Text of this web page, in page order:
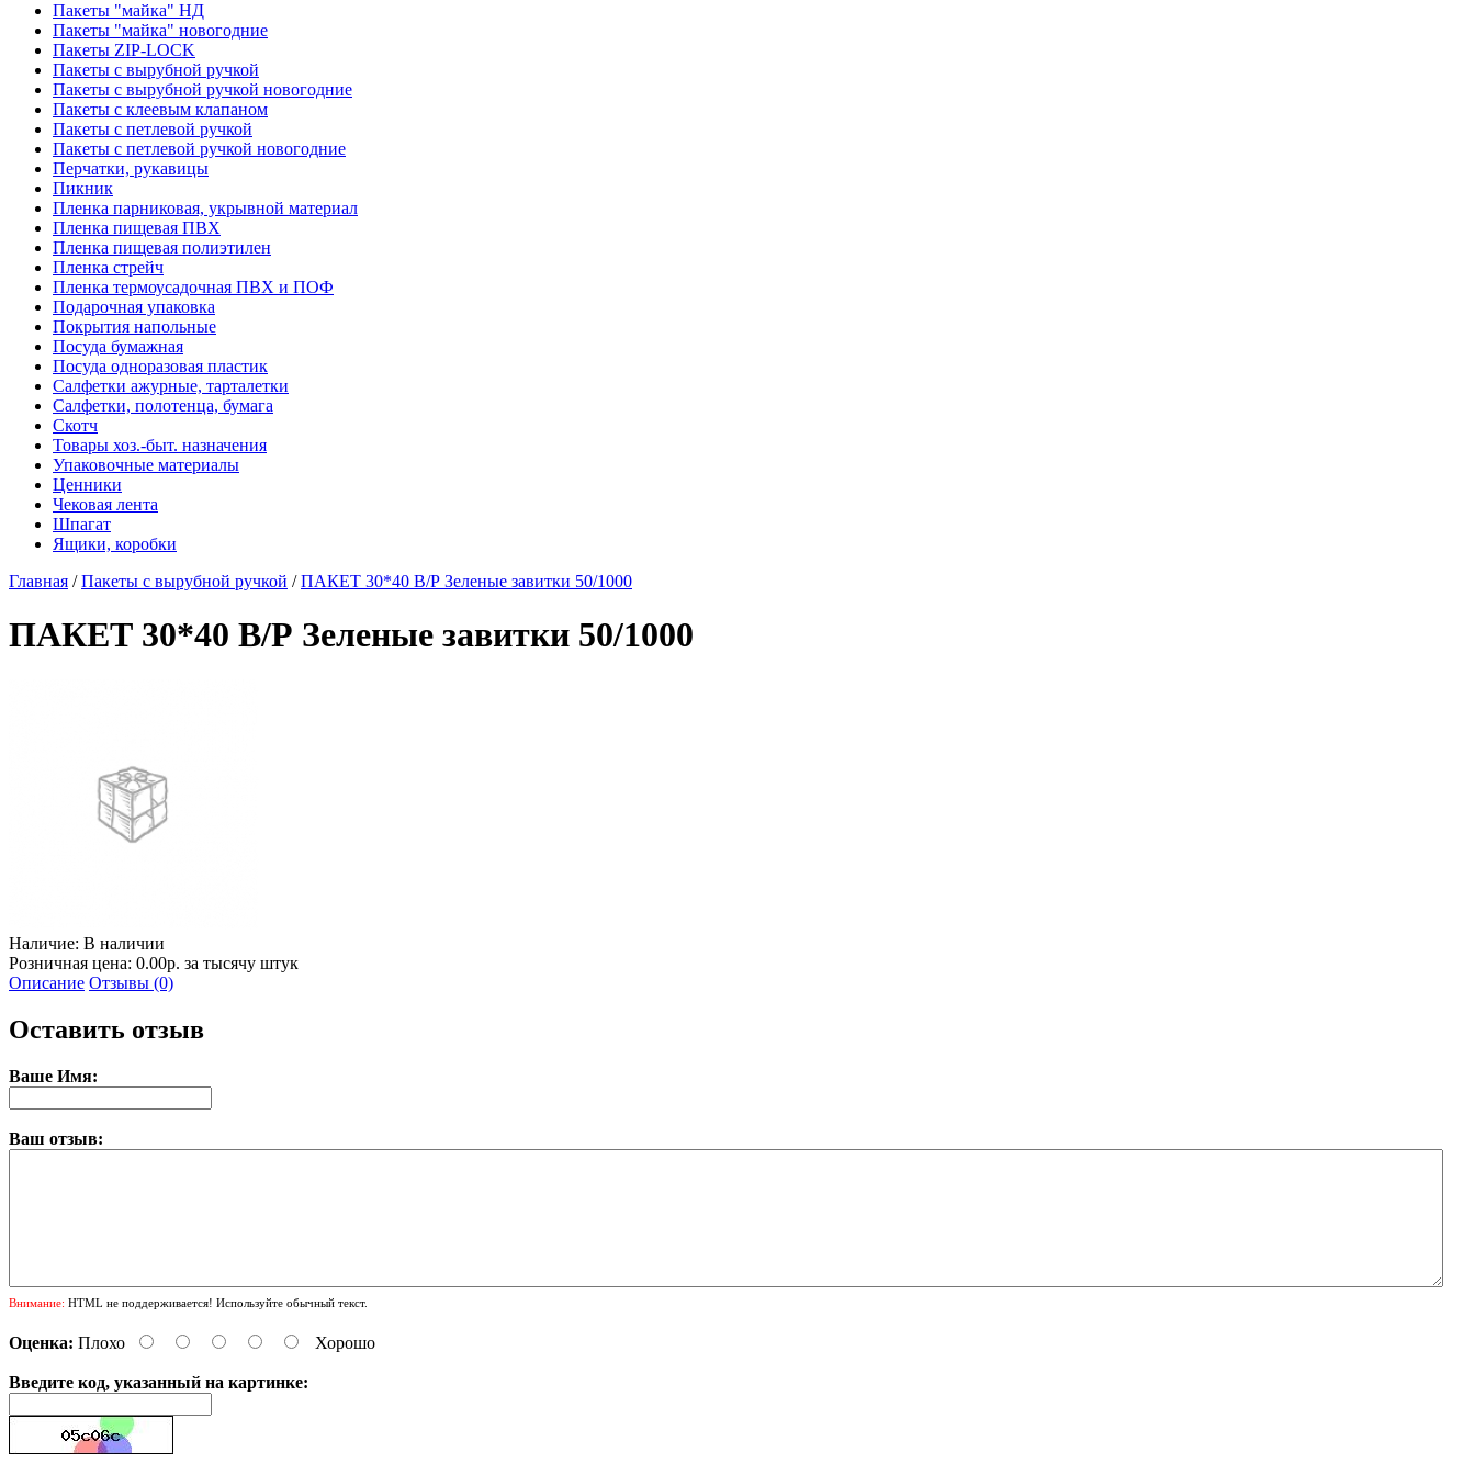
Пакеты "майка" НД
Пакеты "майка" новогодние
Пакеты ZIP-LOCK
Пакеты с вырубной ручкой
Пакеты с вырубной ручкой новогодние
Пакеты с клеевым клапаном
Пакеты с петлевой ручкой
Пакеты с петлевой ручкой новогодние
Перчатки, рукавицы
Пикник
Пленка парниковая, укрывной материал
Пленка пищевая ПВХ
Пленка пищевая полиэтилен
Пленка стрейч
Пленка термоусадочная ПВХ и ПОФ
Подарочная упаковка
Покрытия напольные
Посуда бумажная
Посуда одноразовая пластик
Салфетки ажурные, тарталетки
Салфетки, полотенца, бумага
Скотч
Товары хоз.-быт. назначения
Упаковочные материалы
Ценники
Чековая лента
Шпагат
Ящики, коробки
Главная /Пакеты с вырубной ручкой /ПАКЕТ 30*40 В/Р Зеленые завитки 50/1000
ПАКЕТ 30*40 В/Р Зеленые завитки 50/1000
Наличие: В наличии
Розничная цена: 0.00р. за тысячу штук
Описание Отзывы (0)
Оставить отзыв
Ваше Имя:
Ваш отзыв:
Внимание: HTML не поддерживается! Используйте обычный текст.
Оценка: Плохо Хорошо
Введите код, указанный на картинке: